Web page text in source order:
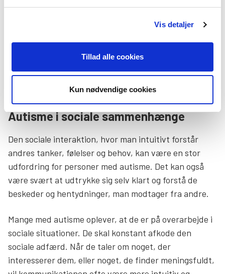
Vis detaljer
Tillad alle cookies
Kun nødvendige cookies
arbejde, som for nogen kan være svært at varetage.
Er man ikke klar over sin autisme og de hensyn, der
skal tages, kan nogle mennesker med autisme opleve
at få en belastningsreaktion, fordi presset fra
omverdenen kan blive for meget og føles for
overvældende.
Autisme i sociale sammenhænge
Den sociale interaktion, hvor man intuitivt forstår
andres tanker, følelser og behov, kan være en stor
udfordring for personer med autisme. Det kan også
være svært at udtrykke sig selv klart og forstå de
beskeder og hentydninger, man modtager fra andre.
Mange med autisme oplever, at de er på overarbejde i
sociale situationer. De skal konstant afkode den
sociale adfærd. Når de taler om noget, der
interesserer dem, eller noget, de finder meningsfuldt,